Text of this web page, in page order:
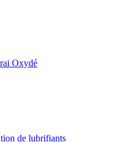
Oxydé
de lubrifiants